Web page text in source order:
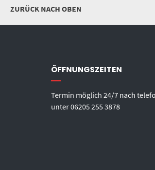
ZURÜCK NACH OBEN
ÖFFNUNGSZEITEN
Termin möglich 24/7 nach
unter06205 255 3878